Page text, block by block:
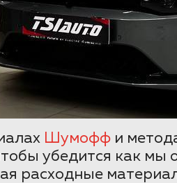
Шумофф и
убедится как
расходные